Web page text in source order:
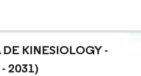
KINESIOLOGY -
2031)